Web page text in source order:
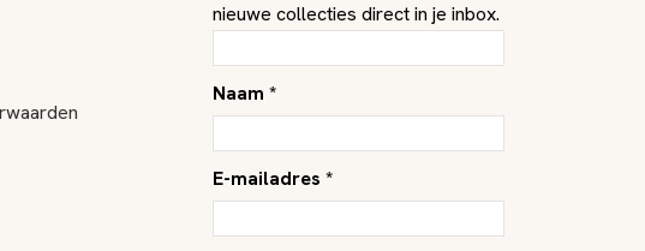
nieuwe collecties direct in je inbox.
Naam *
E-mailadres *